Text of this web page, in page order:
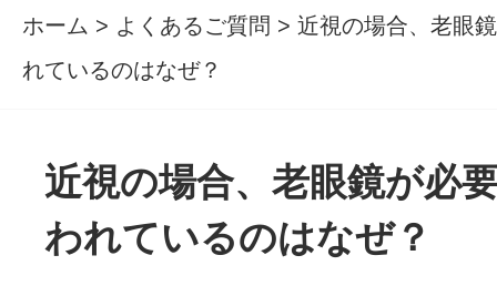
ホーム > よくあるご質問 > 近視の場合、老眼
れているのはなぜ？
近視の場合、老眼鏡が必
われているのはなぜ？